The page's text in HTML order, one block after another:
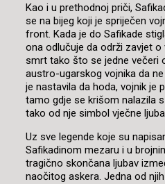
Kao i u prethodnoj priči,
se na bijeg koji je spriječen
front. Kada je do Safikade
ona odlučuje da održi zavjet o
smrt tako što se jedne večeri
austro-ugarskog vojnika da
je nastavila da hoda, vojnik je
tamo gdje se krišom nalazila
tako od nje simbol vječne
Uz sve legende koje su
Safikadinom mezaru i u
tragično skončana ljubav
naočitog askera. Jedna od